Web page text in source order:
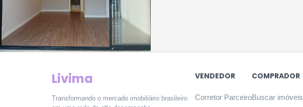
Livima
Transformando o mercado imobiliário brasileiro
VENDEDOR
Corretor Parceiro
COMPRADOR
Buscar imóveis